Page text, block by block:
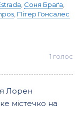
Соня Браґа
Пітер Гонсалес
1 голос
Лорен
містечко на